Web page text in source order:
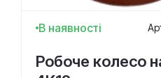
В наявності
Робоче колесо